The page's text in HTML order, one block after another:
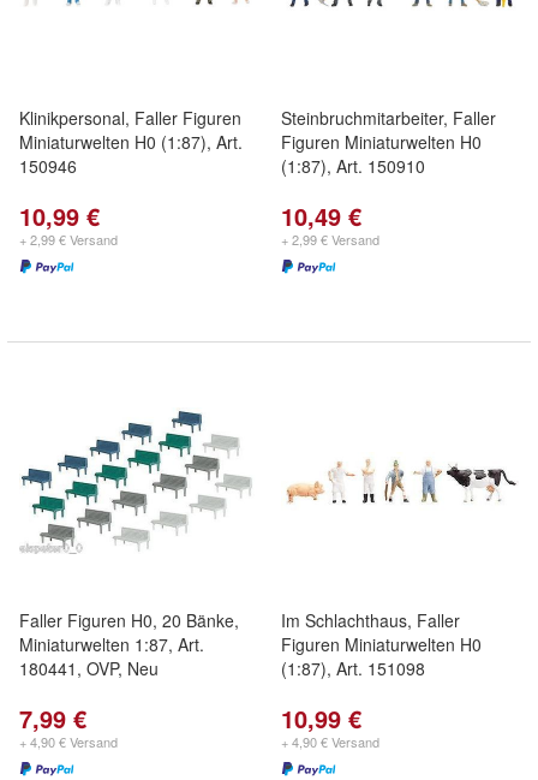
Klinikpersonal, Faller Figuren
Miniaturwelten H0 (1:87), Art.
150946
10,99 €
+ 2,99 € Versand
Steinbruchmitarbeiter, Faller
Figuren Miniaturwelten H0
(1:87), Art. 150910
10,49 €
+ 2,99 € Versand
Faller Figuren H0, 20 Bänke,
Miniaturwelten 1:87, Art.
180441, OVP, Neu
7,99 €
+ 4,90 € Versand
Im Schlachthaus, Faller
Figuren Miniaturwelten H0
(1:87), Art. 151098
10,99 €
+ 4,90 € Versand